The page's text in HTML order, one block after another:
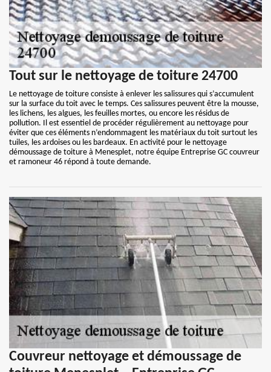
Tout sur le nettoyage de toiture 24700
Le nettoyage de toiture consiste à enlever les salissures qui s’accumulent
sur la surface du toit avec le temps. Ces salissures peuvent être la mousse,
les lichens, les algues, les feuilles mortes, ou encore les résidus de
pollution. Il est essentiel de procéder régulièrement au nettoyage pour
éviter que ces éléments n’endommagent les matériaux du toit surtout les
tuiles, les ardoises ou les bardeaux. En activité pour le nettoyage
démoussage de toiture à Menesplet, notre équipe Entreprise GC couvreur
et ramoneur 46 répond à toute demande.
Couvreur nettoyage et démoussage de